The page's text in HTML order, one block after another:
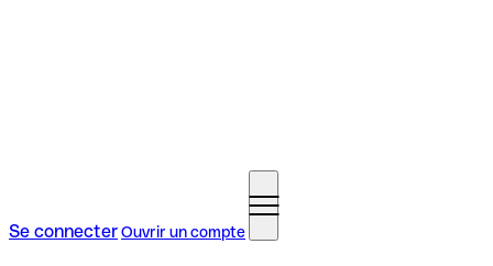
Se connecterOuvrir un compte